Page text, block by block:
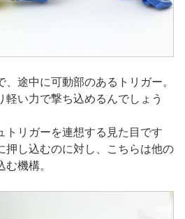
途中に可動部のあるトリガー。
軽い力で撃ち込めるんでしょう
トリガーを連想する見た目です
押し込むのに対し、こちらは他の
む機構。